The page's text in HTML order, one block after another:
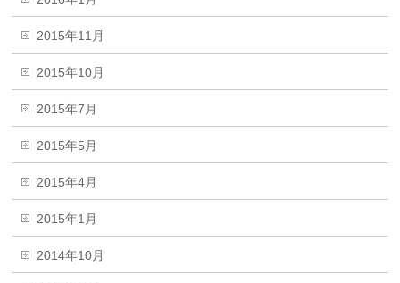
2015年11月
2015年10月
2015年7月
2015年5月
2015年4月
2015年1月
2014年10月